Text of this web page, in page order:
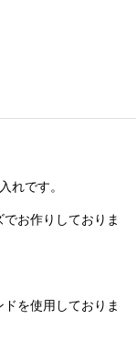
れです。
お作りしておりま
を使用しておりま